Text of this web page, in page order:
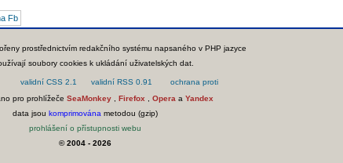
Fb
prostřednictvím redakčního systému napsaného v PHP jazyce
soubory cookies k ukládání uživatelských dat.
pro prohlížeče SeaMonkey Firefox Opera a Yandex
data jsou komprimována metodou (gzip)
prohlášení o přístupnosti webu
© 2004 - 2026